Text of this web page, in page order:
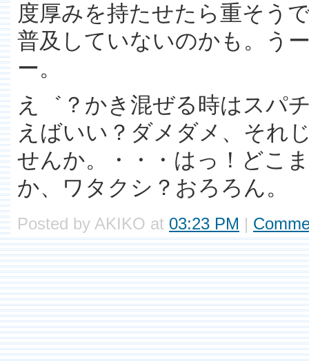
度厚みを持たせたら重そう
普及していないのかも。う
ー。
え゛？かき混ぜる時はスパ
えばいい？ダメダメ、それ
せんか。・・・はっ！どこ
か、ワタクシ？おろろん。
Posted by AKIKO at 03:23 PM |